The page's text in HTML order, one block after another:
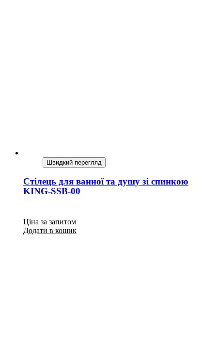
Швидкий перегляд
Стілець для ванної та душу зі спинкою
KING-SSB-00
Ціна за запитом
Додати в кошик